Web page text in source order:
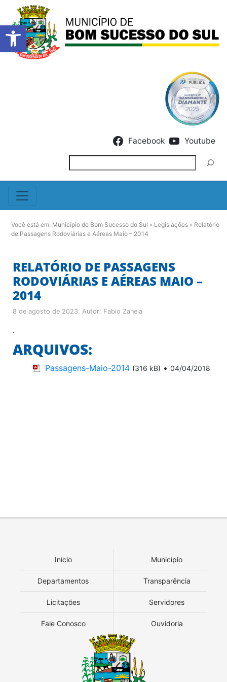
Barra de Ferramentas
Facebook Youtube
Você está em: Município de Bom Sucesso do Sul » Legislações » Relatório
de Passagens Rodoviárias e Aéreas Maio – 2014
RELATÓRIO DE PASSAGENS
RODOVIÁRIAS E AÉREAS MAIO –
2014
8 de agosto de 2023. Autor: Fabio Zanela
.
ARQUIVOS:
Passagens-Maio-2014 (316 kB) • 04/04/2018
Início Município
Departamentos Transparência
Licitações Servidores
Fale Conosco Ouvidoria